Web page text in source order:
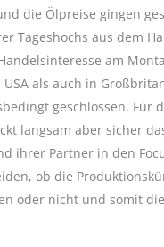
die Ölpreise gingen
Tageshochs aus dem
am
als auch in
geschlossen. Für
langsam aber sicher
ihrer Partner in den
ob die
oder nicht und somit